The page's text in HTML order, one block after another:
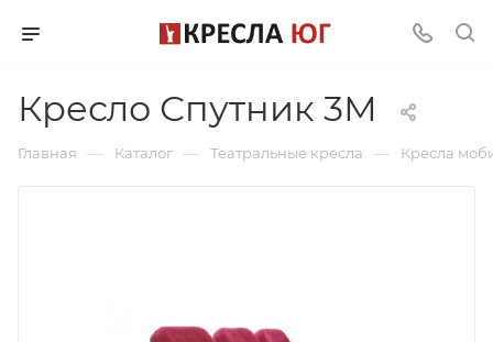
Кресло Спутник 3М
Главная — Каталог — Театральные кресла — Кресла